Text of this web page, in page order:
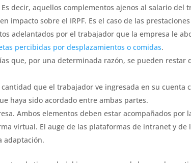
Es decir, aquellos complementos ajenos al salario del
impacto sobre el IRPF. Es el caso de las
adelantados por el trabajador que la empresa le
percibidas por desplazamientos o comidas.
que, por una determinada razón, se pueden restar
que el trabajador ve ingresada en su cuenta
haya sido acordado entre ambas partes.
Ambos elementos deben estar acompañados
virtual. El auge de las plataformas de intranet y de
adaptación.